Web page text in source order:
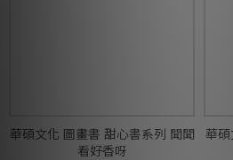
華碩文化 圖畫書 甜心書系列 聞聞
看好香呀
華